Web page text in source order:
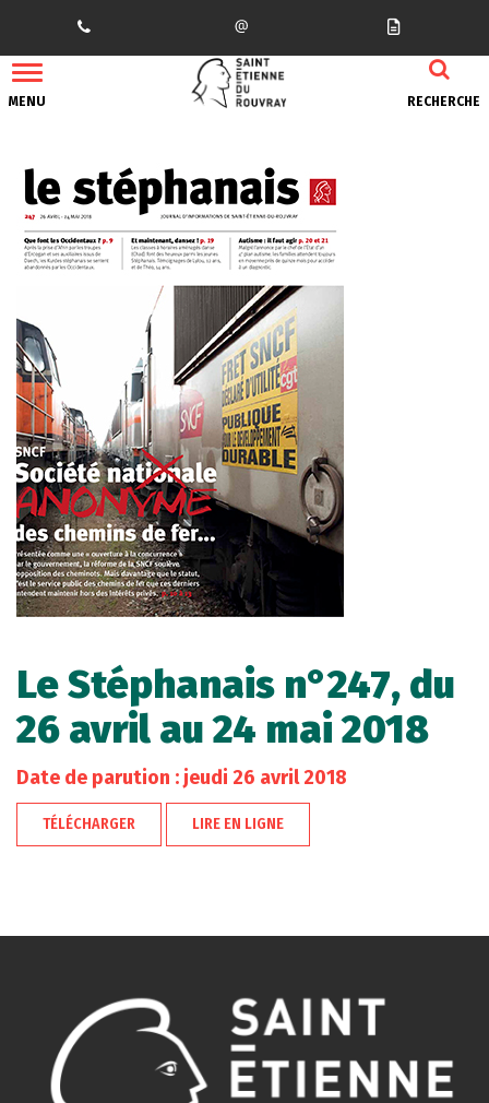
MENU RECHERCHE
Le Stéphanais n°247, du
26 avril au 24 mai 2018
Date de parution : jeudi 26 avril 2018
TÉLÉCHARGER LIRE EN LIGNE